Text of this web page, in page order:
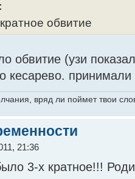
обвитие
обвитие (узи
кесарево.
вряд ли поймет твои
21:36
3-х кратное!!!